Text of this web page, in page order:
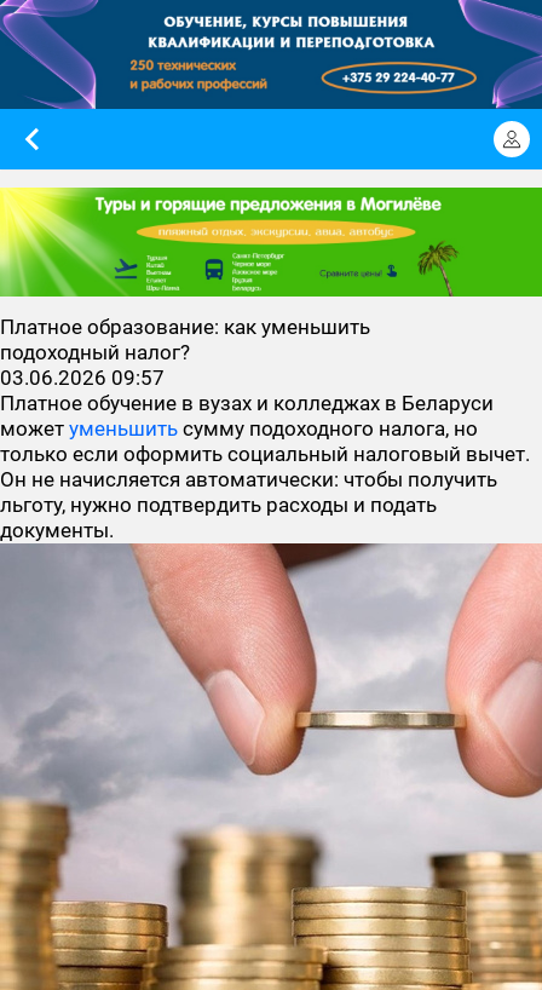
Платное образование: как уменьшить
подоходный налог?
03.06.2026 09:57
Платное обучение в вузах и колледжах в Беларуси
может уменьшить сумму подоходного налога, но
только если оформить социальный налоговый вычет.
Он не начисляется автоматически: чтобы получить
льготу, нужно подтвердить расходы и подать
документы.